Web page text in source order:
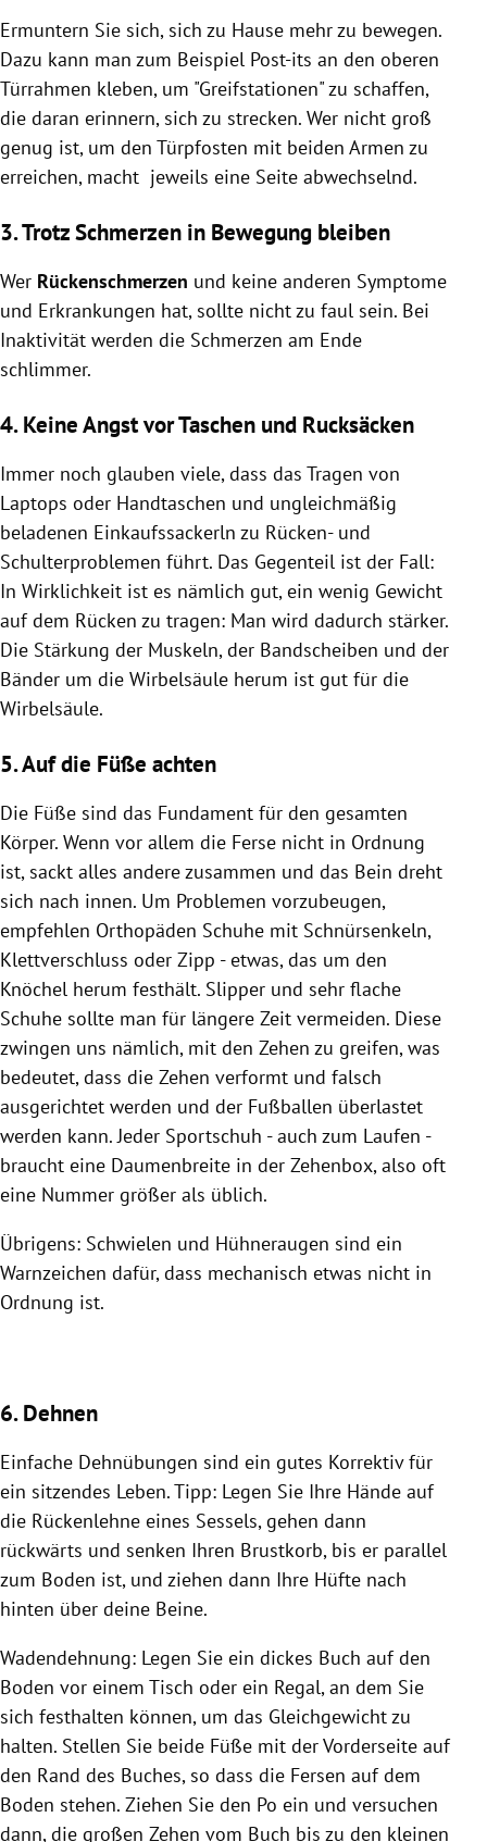
Ermuntern Sie sich, sich zu Hause mehr zu bewegen.
Dazu kann man zum Beispiel Post-its an den oberen
Türrahmen kleben, um "Greifstationen" zu schaffen,
die daran erinnern, sich zu strecken. Wer nicht groß
genug ist, um den Türpfosten mit beiden Armen zu
erreichen, macht jeweils eine Seite abwechselnd.
3. Trotz Schmerzen in Bewegung bleiben
Wer Rückenschmerzen und keine anderen Symptome
und Erkrankungen hat, sollte nicht zu faul sein. Bei
Inaktivität werden die Schmerzen am Ende
schlimmer.
4. Keine Angst vor Taschen und Rucksäcken
Immer noch glauben viele, dass das Tragen von
Laptops oder Handtaschen und ungleichmäßig
beladenen Einkaufssackerln zu Rücken- und
Schulterproblemen führt. Das Gegenteil ist der Fall:
In Wirklichkeit ist es nämlich gut, ein wenig Gewicht
auf dem Rücken zu tragen: Man wird dadurch stärker.
Die Stärkung der Muskeln, der Bandscheiben und der
Bänder um die Wirbelsäule herum ist gut für die
Wirbelsäule.
5. Auf die Füße achten
Die Füße sind das Fundament für den gesamten
Körper. Wenn vor allem die Ferse nicht in Ordnung
ist, sackt alles andere zusammen und das Bein dreht
sich nach innen. Um Problemen vorzubeugen,
empfehlen Orthopäden Schuhe mit Schnürsenkeln,
Klettverschluss oder Zipp - etwas, das um den
Knöchel herum festhält. Slipper und sehr flache
Schuhe sollte man für längere Zeit vermeiden. Diese
zwingen uns nämlich, mit den Zehen zu greifen, was
bedeutet, dass die Zehen verformt und falsch
ausgerichtet werden und der Fußballen überlastet
werden kann. Jeder Sportschuh - auch zum Laufen -
braucht eine Daumenbreite in der Zehenbox, also oft
eine Nummer größer als üblich.
Übrigens: Schwielen und Hühneraugen sind ein
Warnzeichen dafür, dass mechanisch etwas nicht in
Ordnung ist.
6. Dehnen
Einfache Dehnübungen sind ein gutes Korrektiv für
ein sitzendes Leben. Tipp: Legen Sie Ihre Hände auf
die Rückenlehne eines Sessels, gehen dann
rückwärts und senken Ihren Brustkorb, bis er parallel
zum Boden ist, und ziehen dann Ihre Hüfte nach
hinten über deine Beine.
Wadendehnung: Legen Sie ein dickes Buch auf den
Boden vor einem Tisch oder ein Regal, an dem Sie
sich festhalten können, um das Gleichgewicht zu
halten. Stellen Sie beide Füße mit der Vorderseite auf
den Rand des Buches, so dass die Fersen auf dem
Boden stehen. Ziehen Sie den Po ein und versuchen
dann, die großen Zehen vom Buch bis zu den kleinen